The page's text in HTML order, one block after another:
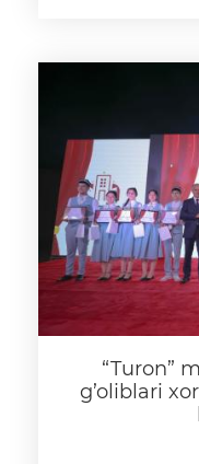
“Turon”
g’oliblari